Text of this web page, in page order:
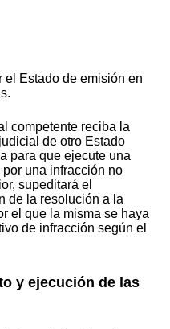
el Estado de emisión en
competente reciba la
de otro Estado
para que ejecute una
una infracción no
supeditará el
de la resolución a la
el que la misma se haya
de infracción según el
y ejecución de las